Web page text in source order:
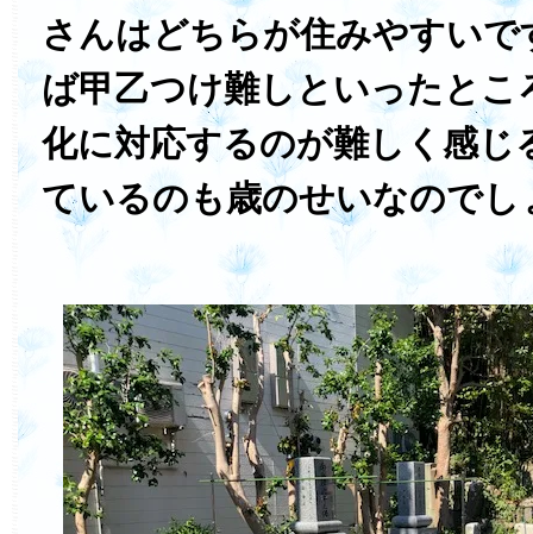
さんはどちらが住みやすい
ば甲乙つけ難しといったとこ
化に対応するのが難しく感じ
ているのも歳のせいなのでし